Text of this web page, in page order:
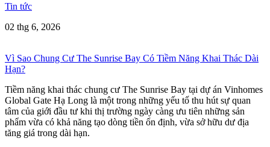
Tin tức
02 thg 6, 2026
Vì Sao Chung Cư The Sunrise Bay Có Tiềm Năng Khai Thác Dài
Hạn?
Tiềm năng khai thác chung cư The Sunrise Bay tại dự án Vinhomes
Global Gate Hạ Long là một trong những yếu tố thu hút sự quan
tâm của giới đầu tư khi thị trường ngày càng ưu tiên những sản
phẩm vừa có khả năng tạo dòng tiền ổn định, vừa sở hữu dư địa
tăng giá trong dài hạn.